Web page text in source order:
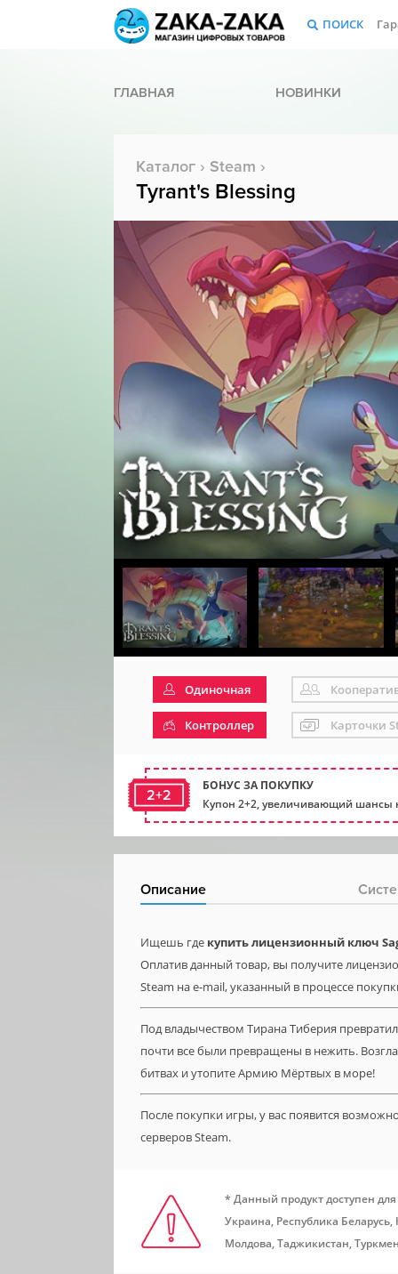
ПОИСК
ГЛАВНАЯ НОВИНКИ
Каталог › Steam ›
Tyrant's Blessing
Одиночная
Контроллер Карточки
2+2
БОНУС ЗА ПОКУПКУ
Купон 2+2, увеличивающий шансы
Описание
Ищешь где купить лицензионный ключ
Оплатив данный товар, вы получите
Steam на e-mail, указанный в процессе
Под владычеством Тирана Тиберия
почти все были превращены в нежить.
битвах и утопите Армию Мёртвых в море!
После покупки игры, у вас появится
серверов Steam.
* Данный продукт доступен
Украина, Республика
Молдова, Таджикистан,